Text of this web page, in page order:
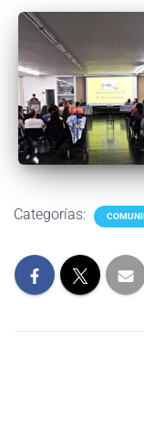
Categorías: